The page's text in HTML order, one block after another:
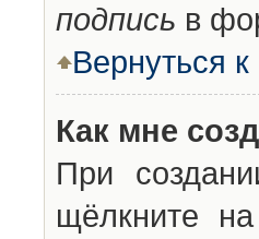
подпись в
Вернуться
Как мне
При
щёлкните